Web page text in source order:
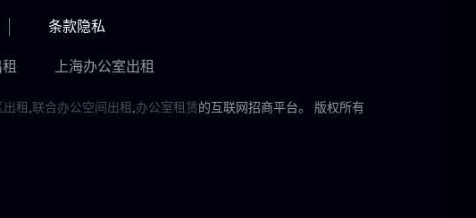
徐汇办公室租赁
赁
条款隐私
上海办公室出租
租 联合办公空间出租 办公室租赁的互联网招商平台。 版权所有